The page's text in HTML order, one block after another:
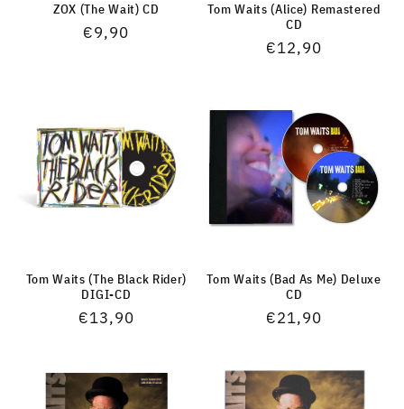
ZOX (The Wait) CD
Normaler
€9,90
Tom Waits (Alice) Remastered
CD
Normaler
€12,90
Tom Waits (The Black Rider)
DIGI-CD
Normaler
€13,90
Tom Waits (Bad As Me) Deluxe
CD
Normaler
€21,90